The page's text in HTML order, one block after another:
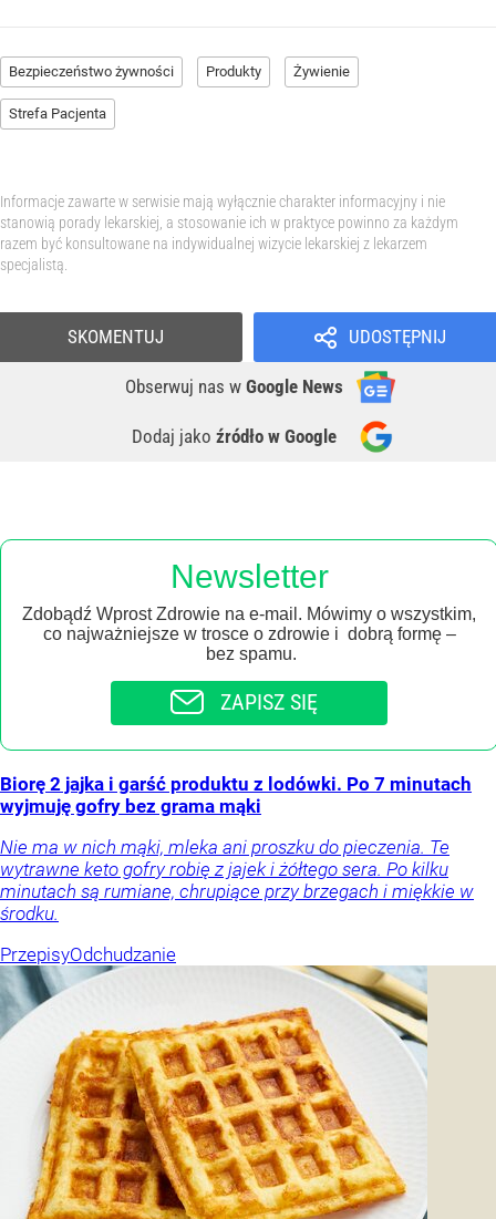
Bezpieczeństwo żywności Produkty Żywienie
Strefa Pacjenta
Informacje zawarte w serwisie mają wyłącznie charakter informacyjny i nie
stanowią porady lekarskiej, a stosowanie ich w praktyce powinno za każdym
razem być konsultowane na indywidualnej wizycie lekarskiej z lekarzem
specjalistą.
UDOSTĘPNIJ
Obserwuj nas w Google News
Dodaj jako źródło w Google
SKOMENTUJ
Newsletter
Zdobądź Wprost Zdrowie na e-mail. Mówimy o wszystkim,
co najważniejsze w trosce o zdrowie i dobrą formę –
bez spamu.
ZAPISZ SIĘ
Biorę 2 jajka i garść produktu z lodówki. Po 7 minutach
wyjmuję gofry bez grama mąki
Nie ma w nich mąki, mleka ani proszku do pieczenia. Te
wytrawne keto gofry robię z jajek i żółtego sera. Po kilku
minutach są rumiane, chrupiące przy brzegach i miękkie w
środku.
PrzepisyOdchudzanie